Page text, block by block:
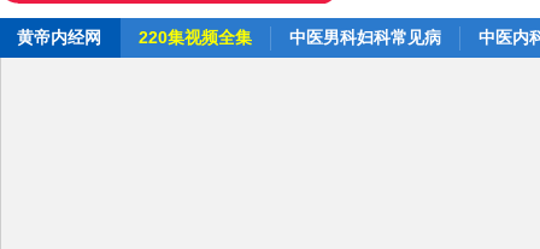
黄帝内经网 220集视频全集 中医男科妇科常见病 中医内